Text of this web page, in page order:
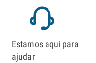
Estamos aqui para
ajudar